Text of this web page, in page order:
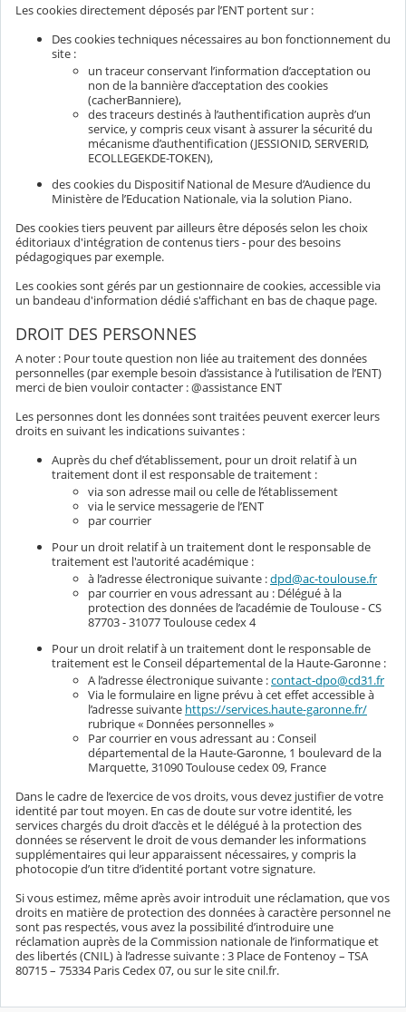
Les cookies directement déposés par l’ENT portent sur :
Des cookies techniques nécessaires au bon fonctionnement du
site :
un traceur conservant l’information d’acceptation ou
non de la bannière d’acceptation des cookies
(cacherBanniere),
des traceurs destinés à l’authentification auprès d’un
service, y compris ceux visant à assurer la sécurité du
mécanisme d’authentification (JESSIONID, SERVERID,
ECOLLEGEKDE-TOKEN),
des cookies du Dispositif National de Mesure d’Audience du
Ministère de l’Education Nationale, via la solution Piano.
Des cookies tiers peuvent par ailleurs être déposés selon les choix
éditoriaux d'intégration de contenus tiers - pour des besoins
pédagogiques par exemple.
Les cookies sont gérés par un gestionnaire de cookies, accessible via
un bandeau d'information dédié s'affichant en bas de chaque page.
DROIT DES PERSONNES
A noter : Pour toute question non liée au traitement des données
personnelles (par exemple besoin d’assistance à l’utilisation de l’ENT)
merci de bien vouloir contacter : @assistance ENT
Les personnes dont les données sont traitées peuvent exercer leurs
droits en suivant les indications suivantes :
Auprès du chef d’établissement, pour un droit relatif à un
traitement dont il est responsable de traitement :
via son adresse mail ou celle de l’établissement
via le service messagerie de l’ENT
par courrier
Pour un droit relatif à un traitement dont le responsable de
traitement est l'autorité académique :
à l’adresse électronique suivante :dpd@ac-toulouse.fr
par courrier en vous adressant au : Délégué à la
protection des données de l’académie de Toulouse - CS
87703 - 31077 Toulouse cedex 4
Pour un droit relatif à un traitement dont le responsable de
traitement est le Conseil départemental de la Haute-Garonne :
A l’adresse électronique suivante :contact-dpo@cd31.fr
Via le formulaire en ligne prévu à cet effet accessible à
l’adresse suivante https://services.haute-garonne.fr/
rubrique « Données personnelles »
Par courrier en vous adressant au : Conseil
départemental de la Haute-Garonne, 1 boulevard de la
Marquette, 31090 Toulouse cedex 09, France
Dans le cadre de l’exercice de vos droits, vous devez justifier de votre
identité par tout moyen. En cas de doute sur votre identité, les
services chargés du droit d’accès et le délégué à la protection des
données se réservent le droit de vous demander les informations
supplémentaires qui leur apparaissent nécessaires, y compris la
photocopie d’un titre d’identité portant votre signature.
Si vous estimez, même après avoir introduit une réclamation, que vos
droits en matière de protection des données à caractère personnel ne
sont pas respectés, vous avez la possibilité d’introduire une
réclamation auprès de la Commission nationale de l’informatique et
des libertés (CNIL) à l’adresse suivante : 3 Place de Fontenoy – TSA
80715 – 75334 Paris Cedex 07, ou sur le site cnil.fr.